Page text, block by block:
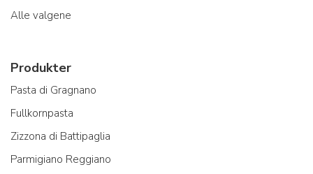
Alle valgene
Produkter
Pasta di Gragnano
Fullkornpasta
Zizzona di Battipaglia
Parmigiano Reggiano